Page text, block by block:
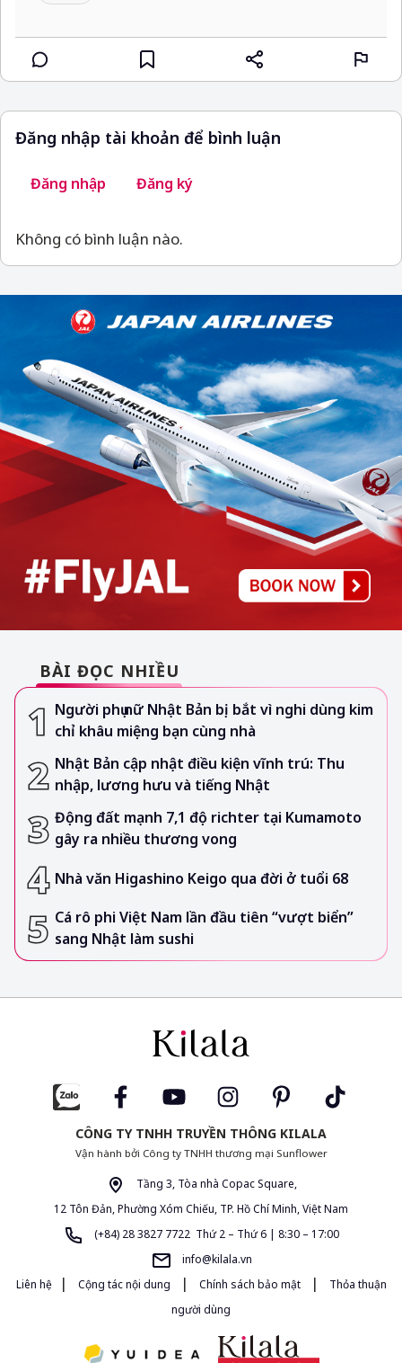
Đăng nhập tài khoản để bình luận
Đăng nhập Đăng ký
Không có bình luận nào.
BÀI ĐỌC NHIỀU
Người phụ nữ Nhật Bản bị bắt vì nghi dùng kim
chỉ khâu miệng bạn cùng nhà
Nhật Bản cập nhật điều kiện vĩnh trú: Thu
nhập, lương hưu và tiếng Nhật
Động đất mạnh 7,1 độ richter tại Kumamoto
gây ra nhiều thương vong
Nhà văn Higashino Keigo qua đời ở tuổi 68
Cá rô phi Việt Nam lần đầu tiên “vượt biển”
sang Nhật làm sushi
CÔNG TY TNHH TRUYỀN THÔNG KILALA
Vận hành bởi Công ty TNHH thương mại Sunflower
Tầng 3, Tòa nhà Copac Square,
12 Tôn Đản, Phường Xóm Chiếu, TP. Hồ Chí Minh, Việt Nam
(+84) 28 3827 7722 Thứ 2 – Thứ 6 | 8:30 – 17:00
info@kilala.vn
Liên hệ
| Cộng tác nội dung | Chính sách bảo mật |
Thỏa thuận
người dùng